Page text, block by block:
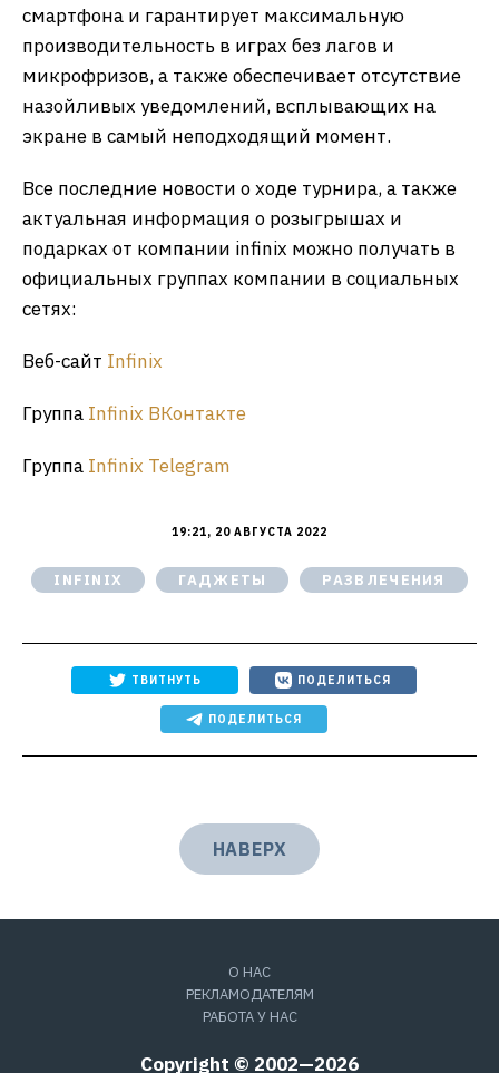
смартфона и гарантирует максимальную
производительность в играх без лагов и
микрофризов, а также обеспечивает отсутствие
назойливых уведомлений, всплывающих на
экране в самый неподходящий момент.
Все последние новости о ходе турнира, а также
актуальная информация о розыгрышах и
подарках от компании infinix можно получать в
официальных группах компании в социальных
сетях:
Веб-сайт Infinix
Группа Infinix ВКонтакте
Группа Infinix Telegram
19:21, 20 АВГУСТА 2022
INFINIX ГАДЖЕТЫ РАЗВЛЕЧЕНИЯ
ТВИТНУТЬ ПОДЕЛИТЬСЯ
ПОДЕЛИТЬСЯ
НАВЕРХ
О НАС
РЕКЛАМОДАТЕЛЯМ
РАБОТА У НАС
Copyright © 2002—2026